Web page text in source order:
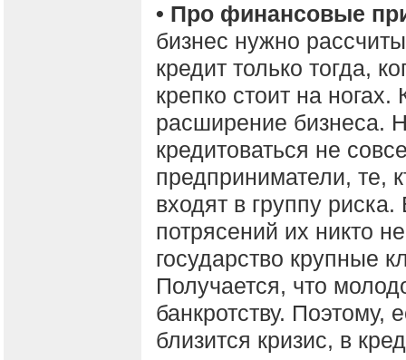
• Про финансовые
бизнес нужно
кредит только тогда,
крепко стоит на ногах.
расширение бизнеса.
кредитоваться не
предприниматели, те,
входят в группу
потрясений их никто
государство крупные
Получается, что
банкротству. Поэтому,
близится кризис, в